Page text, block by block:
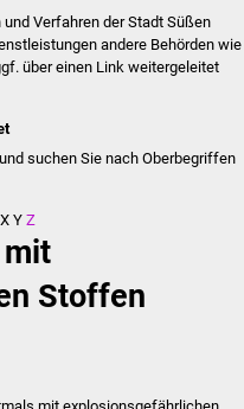
Verfahren der Stadt Süßen
andere Behörden wie
über einen Link weitergeleitet
und suchen Sie nach Oberbegriffen
X Y Z
mit
Stoffen